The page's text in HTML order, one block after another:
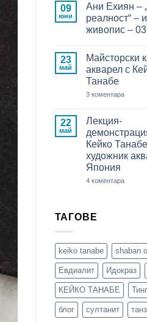
Кейко
–
откриване
за
с
Кейко
Пловдив
09
юни
Ани Ехиян –
реалност“ –
живопис –
за
Ехиян
реалност“
живопис
–
03.06.2026
23
май
Майсторски
акварел с
Танабе
3 коментараза
с
Кейко
Танабе
22
май
Лекция-
Кейко
художник
Япония
4 коментараза
Япония
ТАГОВЕ
keiko tanabe shaban
Евдиалит Идокраз
КЕЙКО ТАНАБЕ
блог султанит